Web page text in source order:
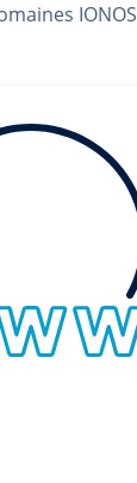
IONOS